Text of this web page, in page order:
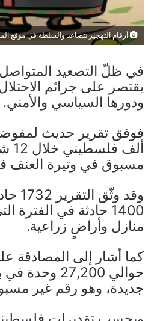
أرقام التهجير تتصاعد والسلطة في موقع
في ظلّ التصعيد
يقتصر على جرائم
ودورها السياسي والأمني.
مسبوق في وتيرة العنف
1400 حادثة في
منازل وأراضٍ زراعية.
جديدة، وهو رقم غير